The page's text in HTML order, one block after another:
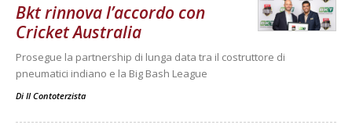
Bkt rinnova l’accordo con
Cricket Australia
Prosegue la partnership di lunga data tra il costruttore di
pneumatici indiano e la Big Bash League
Di Il Contoterzista